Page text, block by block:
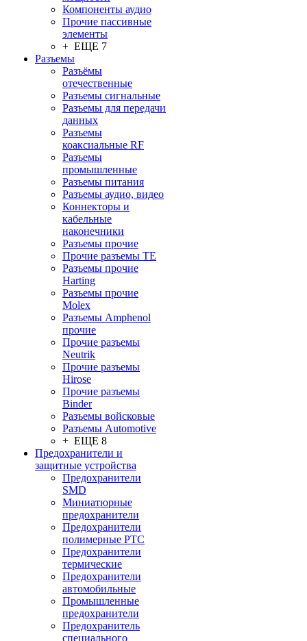
Компоненты аудио
Прочие пассивные
элементы
+ ЕЩЕ 7
Разъeмы
Разъёмы
отечественные
Разъeмы сигнальные
Разъeмы для передачи
данных
Разъeмы
коаксиальные RF
Разъeмы
промышленные
Разъeмы питания
Разъeмы аудио, видео
Коннекторы и
кабельные
наконечники
Разъeмы прочие
Прочие разъемы TE
Разъемы прочие
Harting
Разъемы прочие
Molex
Разъемы Amphenol
прочие
Прочие разъемы
Neutrik
Прочие разъемы
Hirose
Прочие разъемы
Binder
Разъемы войсковые
Разъeмы Automotive
+ ЕЩЕ 8
Предохранители и
защитные устройства
Предохранители
SMD
Миниатюрные
предохранители
Предохранители
полимерные PTC
Предохранители
термические
Предохранители
автомобильные
Промышленные
предохранители
Предохранитель
специального